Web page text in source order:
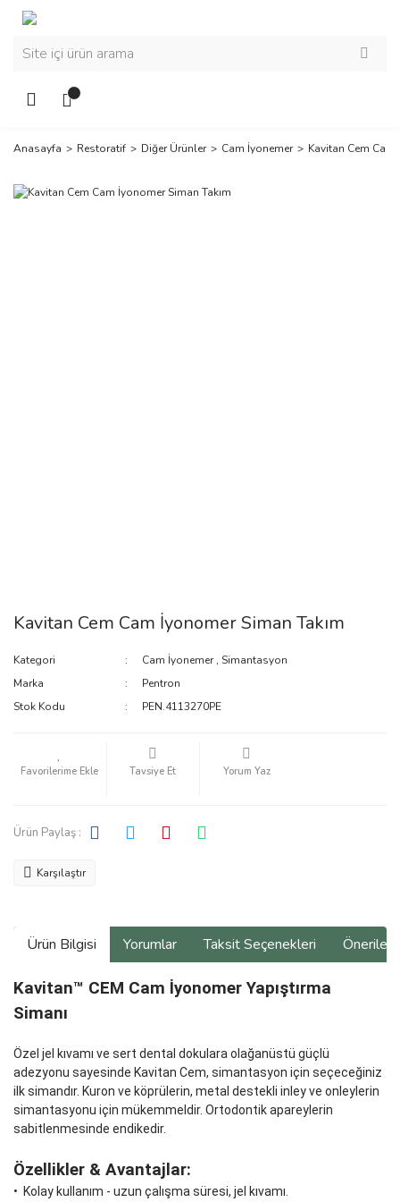
Anasayfa Restoratif Diğer Ürünler Cam İyonemer Kavitan Cem Cam
Kavitan Cem Cam İyonomer Siman Takım
Kategori Cam İyonemer,Simantasyon
Marka
Pentron
Stok Kodu
PEN.4113270PE
Tavsiye Et Yorum Yaz
Ürün Paylaş :
Karşılaştır
Ürün Bilgisi Yorumlar Taksit Seçenekleri
Kavitan™ CEM Cam İyonomer Yapıştırma
Simanı
Özel jel kıvamı ve sert dental dokulara olağanüstü güçlü
adezyonu sayesinde Kavitan Cem, simantasyon için seçeceğiniz
ilk simandır. Kuron ve köprülerin, metal destekli inley ve onleylerin
simantasyonu için mükemmeldir. Ortodontik apareylerin
sabitlenmesinde endikedir.
Özellikler & Avantajlar:
• Kolay kullanım - uzun çalışma süresi, jel kıvamı.